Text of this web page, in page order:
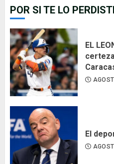
POR SI TE LO
EL
El